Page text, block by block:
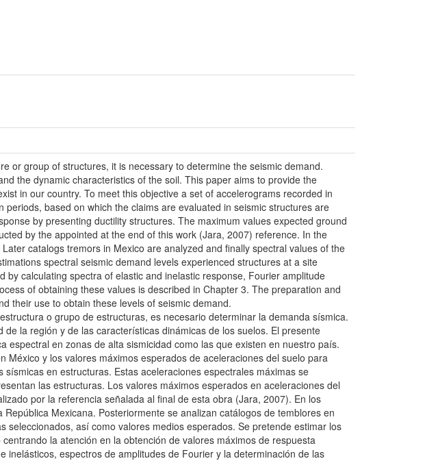
or group of structures, it is necessary to determine the seismic demand.
the dynamic characteristics of the soil. This paper aims to provide the
in our country. To meet this objective a set of accelerograms recorded in
based on which the claims are evaluated in seismic structures are
by presenting ductility structures. The maximum values expected ground
by the appointed at the end of this work (Jara, 2007) reference. In the
catalogs tremors in Mexico are analyzed and finally spectral values of the
spectral seismic demand levels experienced structures at a site
calculating spectra of elastic and inelastic response, Fourier amplitude
of obtaining these values is described in Chapter 3. The preparation and
their use to obtain these levels of seismic demand.
o grupo de estructuras, es necesario determinar la demanda sísmica.
la región y de las características dinámicas de los suelos. El presente
en zonas de alta sismicidad como las que existen en nuestro país.
y los valores máximos esperados de aceleraciones del suelo para
en estructuras. Estas aceleraciones espectrales máximas se
las estructuras. Los valores máximos esperados en aceleraciones del
por la referencia señalada al final de esta obra (Jara, 2007). En los
Mexicana. Posteriormente se analizan catálogos de temblores en
así como valores medios esperados. Se pretende estimar los
la atención en la obtención de valores máximos de respuesta
espectros de amplitudes de Fourier y la determinación de las